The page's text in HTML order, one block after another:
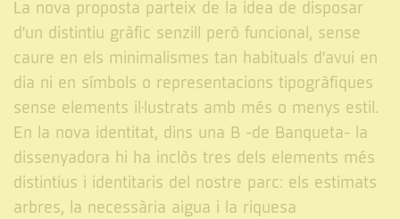
La nova proposta parteix de la idea de disposar
d'un distintiu gràfic senzill però funcional, sense
caure en els minimalismes tan habituals d'avui en
dia ni en símbols o representacions tipogràfiques
sense elements il·lustrats amb més o menys estil.
En la nova identitat, dins una B -de Banqueta- la
dissenyadora hi ha inclòs tres dels elements més
distintius i identitaris del nostre parc: els estimats
arbres, la necessària aigua i la riquesa